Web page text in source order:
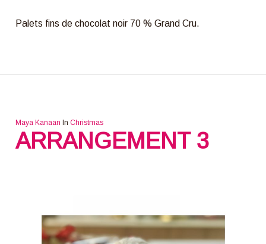
Palets fins de chocolat noir 70 % Grand Cru.
Maya Kanaan In Christmas
ARRANGEMENT 3